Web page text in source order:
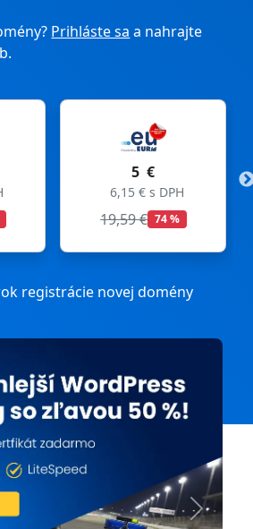
Prihláste sa a nahrajte
5 €
6,15 € s DPH
19,59 € 74 %
registrácie novej domény
Next